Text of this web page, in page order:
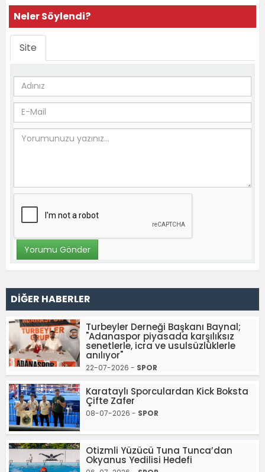
Neler Söylendi?
Site
DİĞER HABERLER
Turbeyler Derneği Başkanı Baynal;
"Adanaspor piyasada karşılıksız
senetlerle, icra ve usulsüzlüklerle
anılıyor"
22-07-2026 - SPOR
Karataylı Sporculardan Kick Boksta
Çifte Zafer
08-07-2026 - SPOR
Otizmli Yüzücü Tuna Tunca’dan
Okyanus Yedilisi Hedefi